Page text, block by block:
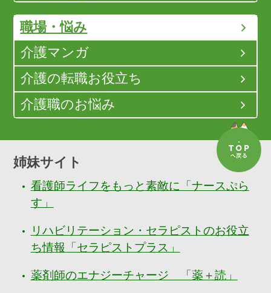
職場・悩み
介護マンガ
介護の転職お役立ち
介護職のお悩み
姉妹サイト
看護師ライフをもっと素敵に「ナースぷら
す」
リハビリテーション・セラピストのお役立
ち情報「セラピストプラス」
薬剤師のエナジーチャージ 「薬＋読」